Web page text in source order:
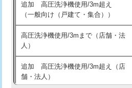
給水管工事※（保温材使用（バンド止
め込み）)
給水管工事※（土の掘削・埋め戻し作
業)
給水管工事※（塩ビ管（VP・HI）使
用/3ｍまで)
追加 高圧洗浄機使用/3m超え
（一般向け（戸建て・集合））
高圧洗浄機使用/3mまで（店舗・法
人）
追加 高圧洗浄機使用/3m超え（店
舗・法人）